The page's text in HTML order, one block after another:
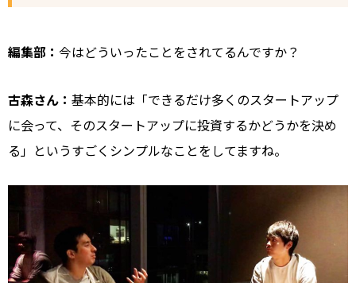
編集部： 今はどういったことをされてるんですか？
古森さん： 基本的には「できるだけ多くのスタートアップ
に会って、そのスタートアップに投資するかどうかを決め
る」というすごくシンプルなことをしてますね。